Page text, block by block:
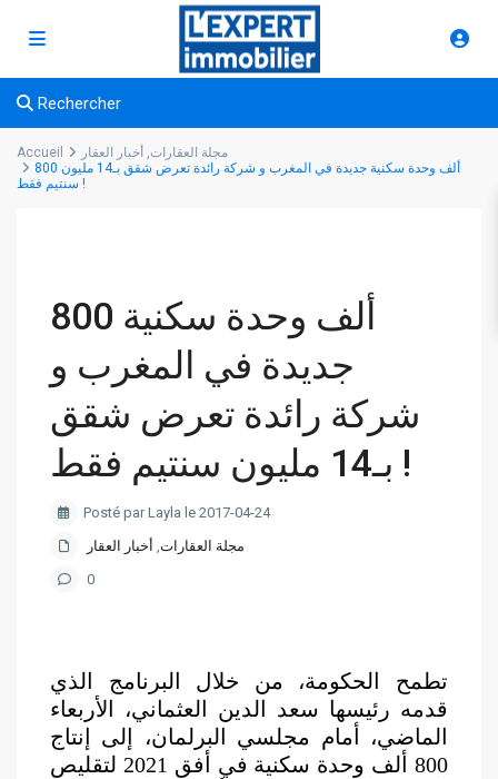
Rechercher
Accueil مجلة العقارات, أخبار العقار
800 ألف وحدة سكنية جديدة في المغرب و شركة رائدة تعرض شقق بـ14 مليون
سنتيم فقط !
800 ألف وحدة سكنية
جديدة في المغرب و
شركة رائدة تعرض شقق
بـ14 مليون سنتيم فقط !
Posté par Layla le 2017-04-24
مجلة العقارات, أخبار العقار
0
تطمح الحكومة، من خلال البرنامج الذي
قدمه رئيسها سعد الدين العثماني، الأربعاء
الماضي، أمام مجلسي البرلمان، إلى إنتاج
800 ألف وحدة سكنية في أفق 2021 لتقليص